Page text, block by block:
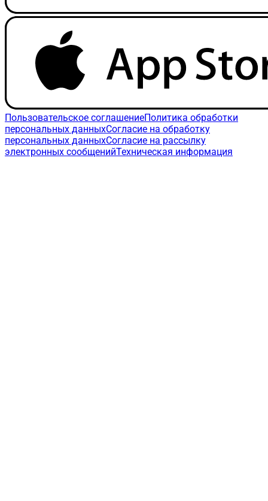
Пользовательское соглашениеПолитика обработки
персональных данныхСогласие на обработку
персональных данныхСогласие на рассылку
электронных сообщенийТехническая информация